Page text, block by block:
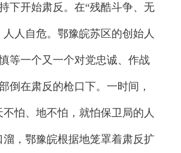
下开始肃反。在“残酷斗争、无
人人自危。鄂豫皖苏区的创始人
等一个又一个对党忠诚、作战
倒在肃反的枪口下。一时间，
不怕、地不怕，就怕保卫局的人
溜，鄂豫皖根据地笼罩着肃反扩